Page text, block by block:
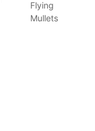
Flying
Mullets